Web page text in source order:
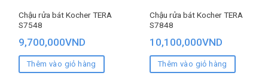
Chậu rửa bát Kocher TERA
S7548
9,700,000VND
Thêm vào giỏ hàng
Chậu rửa bát Kocher TERA
S7848
10,100,000VND
Thêm vào giỏ hàng